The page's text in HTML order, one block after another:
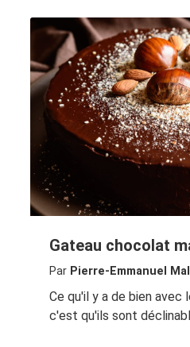
Gateau chocolat
Par Pierre-Emmanuel
Ce qu'il y a de bien avec
c'est qu'ils sont